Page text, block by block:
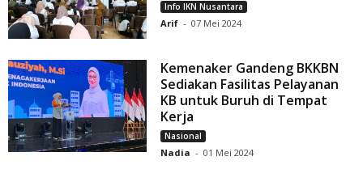
Info IKN Nusantara
Arif - 07 Mei 2024
Kemenaker Gandeng BKKBN
Sediakan Fasilitas Pelayanan
KB untuk Buruh di Tempat
Kerja
Nasional
Nadia - 01 Mei 2024